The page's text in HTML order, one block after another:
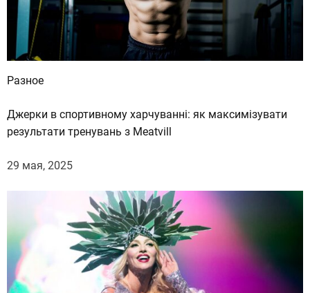
Разное
Джерки в спортивному харчуванні: як максимізувати
результати тренувань з Meatvill
29 мая, 2025